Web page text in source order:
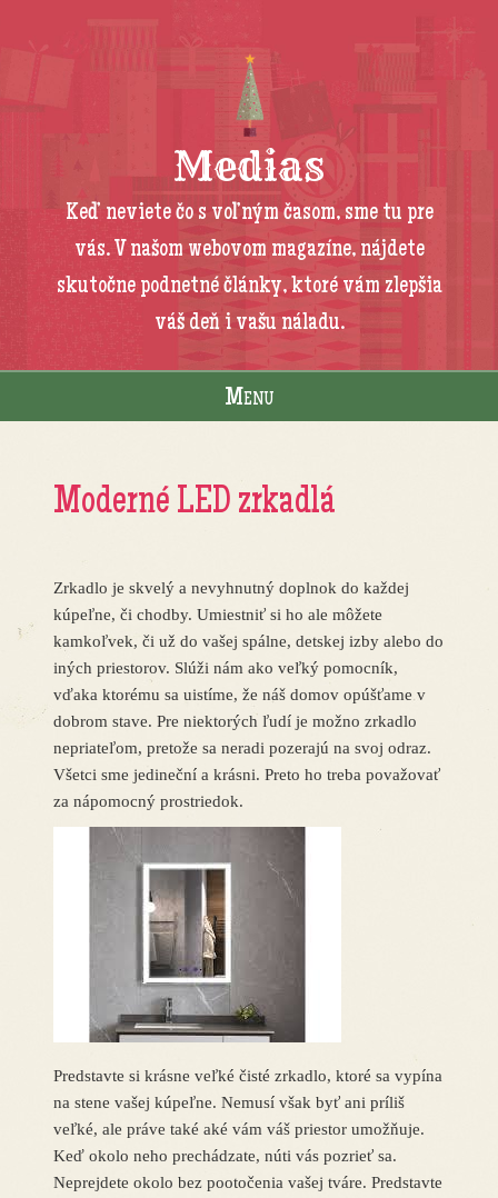
Medias
Keď neviete čo s voľným časom, sme tu pre
vás. V našom webovom magazíne, nájdete
skutočne podnetné články, ktoré vám zlepšia
váš deň i vašu náladu.
Menu
Moderné LED zrkadlá
Zrkadlo je skvelý a nevyhnutný doplnok do každej
kúpeľne, či chodby. Umiestniť si ho ale môžete
kamkoľvek, či už do vašej spálne, detskej izby alebo do
iných priestorov. Slúži nám ako veľký pomocník,
vďaka ktorému sa uistíme, že náš domov opúšťame v
dobrom stave. Pre niektorých ľudí je možno zrkadlo
nepriateľom, pretože sa neradi pozerajú na svoj odraz.
Všetci sme jedineční a krásni. Preto ho treba považovať
za nápomocný prostriedok.
Predstavte si krásne veľké čisté zrkadlo, ktoré sa vypína
na stene vašej kúpeľne. Nemusí však byť ani príliš
veľké, ale práve také aké vám váš priestor umožňuje.
Keď okolo neho prechádzate, núti vás pozrieť sa.
Neprejdete okolo bez pootočenia vašej tváre. Predstavte